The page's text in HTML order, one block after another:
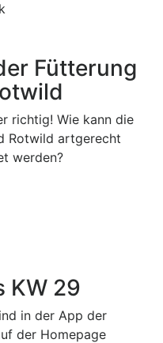
Fütterung
richtig! Wie kann die
Rotwild artgerecht
werden?
KW 29
in der App der
der Homepage